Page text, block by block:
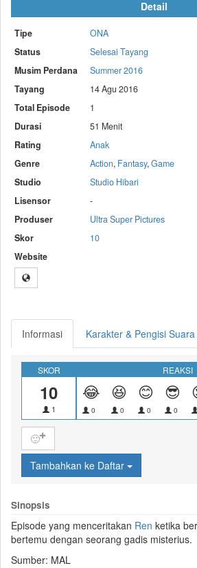
Detail
Tipe
ONA
Status
Selesai Tayang
Musim Perdana
Summer 2016
Tayang
14 Agu 2016
Total Episode
1
Durasi
51 Menit
Rating
Anak
Genre
Action, Fantasy,Game
Studio
Studio Hibari
Lisensor
-
Produser
Ultra Super Pictures
Skor
10
Website
Informasi Karakter & Pengisi Suara
SKOR
10
1
REAKSI
😂
0
😆
0
😊
0
😎
0
🙂
Tambahkan ke Daftar
Sinopsis
Episode yang menceritakan Ren ketika
bertemu dengan seorang gadis misterius.
Sumber: MAL